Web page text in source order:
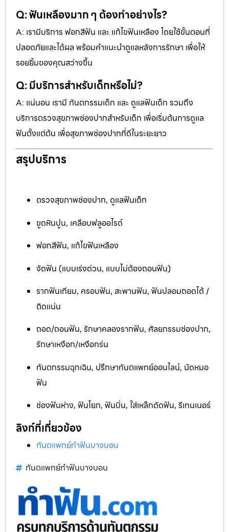
Q: ฟันเหลืองมาก ๆ ต้องทำอย่างไร?
A: เรามีบริการ ฟอกสีฟัน และ แก้ไขฟันเหลือง โดยใช้ขั้นตอนที่
ปลอดภัยและได้ผล พร้อมคำแนะนำดูแลหลังการรักษา เพื่อให้
รอยยิ้มของคุณสว่างขึ้น
Q: มีบริการสำหรับเด็กหรือไม่?
A: แน่นอน เรามี ทันตกรรมเด็ก และ ดูแลฟันเด็ก รวมถึง
บริการตรวจสุขภาพช่องปากสำหรับเด็ก เพื่อเริ่มต้นการดูแล
ฟันตั้งแต่ต้น เพื่อสุขภาพช่องปากที่ดีในระยะยาว
สรุปบริการ
ตรวจสุขภาพช่องปาก, ดูแลฟันเด็ก
ขูดหินปูน, เคลือบฟลูออไรด์
ฟอกสีฟัน, แก้ไขฟันเหลือง
จัดฟัน (แบบเร่งด่วน, แบบไม่ต้องถอนฟัน)
รากฟันเทียม, ครอบฟัน, สะพานฟัน, ฟันปลอมถอดได้ /
ติดแน่น
ถอด/ถอนฟัน, รักษาคลองรากฟัน, ศัลยกรรมช่องปาก,
รักษาเหงือก/เหงือกร่น
ทันตกรรมฉุกเฉิน, ปรึกษาทันตแพทย์ออนไลน์, นัดหมอ
ฟัน
ช่องฟันห่าง, ฟันโยก, ฟันบิ่น, ใส่เหล็กดัดฟัน, รีเทนเนอร์
ลิงก์ที่เกี่ยวข้อง
ทันตแพทย์ทำฟันบางบอน
ทันตแพทย์ทำฟันบางบอน